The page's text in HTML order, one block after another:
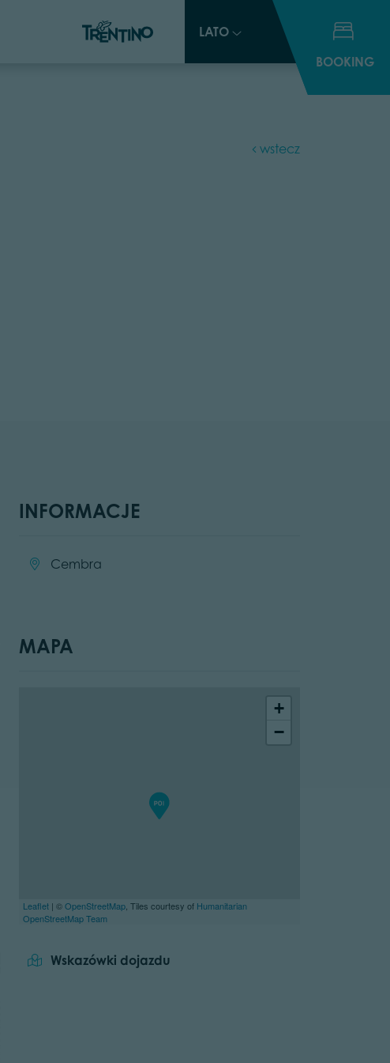
LATO
BOOKING
LATO
BOOKING
wstecz
INFORMACJE
Location:Cembra
MAPA
+
−
Leaflet | ©OpenStreetMap , Tiles courtesy of Humanitarian
OpenStreetMap Team
Wskazówki dojazdu